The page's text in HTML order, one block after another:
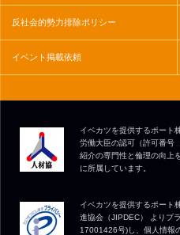
反社会的勢力排除ポリシー
イベント掲載依頼